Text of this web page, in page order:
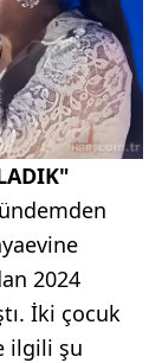
2024
İki çocuk
ilgili şu